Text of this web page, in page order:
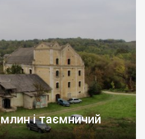
і таємничий